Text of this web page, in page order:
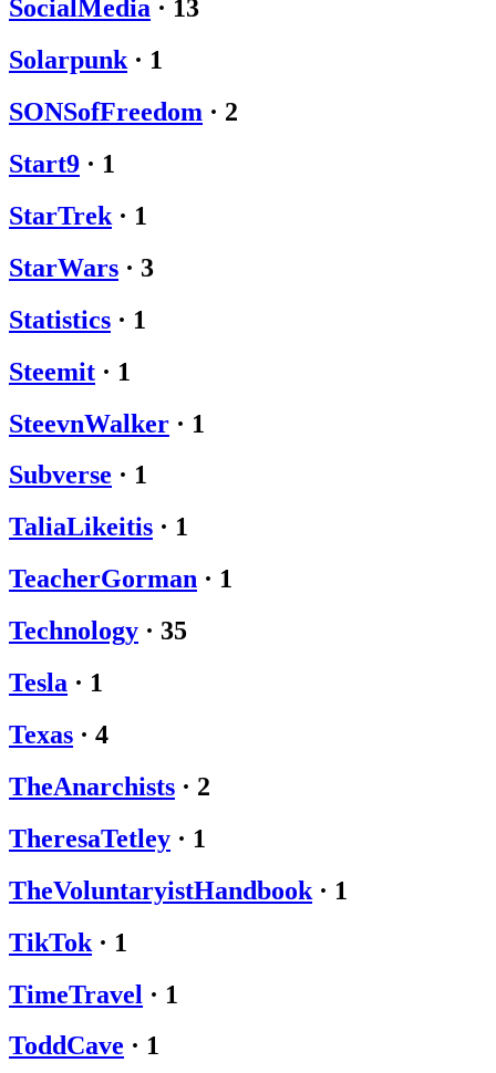
SocialMedia · 13
Solarpunk · 1
SONSofFreedom · 2
Start9 · 1
StarTrek · 1
StarWars · 3
Statistics · 1
Steemit · 1
SteevnWalker · 1
Subverse · 1
TaliaLikeitis · 1
TeacherGorman · 1
Technology · 35
Tesla · 1
Texas · 4
TheAnarchists · 2
TheresaTetley · 1
TheVoluntaryistHandbook · 1
TikTok · 1
TimeTravel · 1
ToddCave · 1